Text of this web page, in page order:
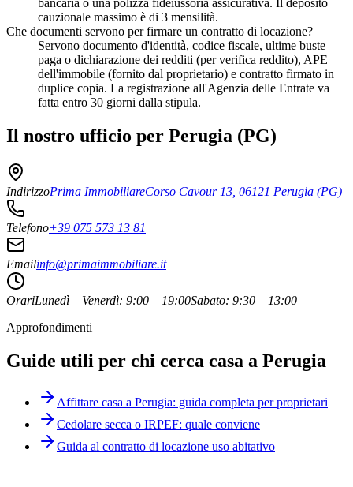
bancaria o una polizza fideiussoria assicurativa. Il deposito
cauzionale massimo è di 3 mensilità.
Che documenti servono per firmare un contratto di locazione?
Servono documento d'identità, codice fiscale, ultime buste
paga o dichiarazione dei redditi (per verifica reddito), APE
dell'immobile (fornito dal proprietario) e contratto firmato in
duplice copia. La registrazione all'Agenzia delle Entrate va
fatta entro 30 giorni dalla stipula.
Il nostro ufficio per Perugia (PG)
IndirizzoPrima ImmobiliareCorso Cavour 13, 06121 Perugia (PG)
Telefono+39 075 573 13 81
Emailinfo@primaimmobiliare.it
OrariLunedì – Venerdì: 9:00 – 19:00Sabato: 9:30 – 13:00
Approfondimenti
Guide utili per chi cerca casa a Perugia
Affittare casa a Perugia: guida completa per proprietari
Cedolare secca o IRPEF: quale conviene
Guida al contratto di locazione uso abitativo